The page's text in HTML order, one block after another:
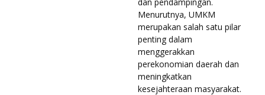
Menurutnya, UMKM
merupakan salah satu pilar
penting dalam
menggerakkan
perekonomian daerah dan
meningkatkan
kesejahteraan masyarakat.